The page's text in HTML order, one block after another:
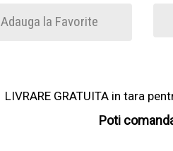
Adauga la Favorite
LIVRARE GRATUITA in tara
Poti